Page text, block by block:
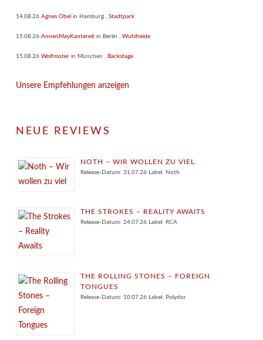
14.08.26 Agnes Obel in Hamburg Stadtpark
15.08.26 AnnenMayKantereit in Berlin Wuhlheide
15.08.26 Wolfmoter in München Backstage
Unsere Empfehlungen anzeigen
NEUE REVIEWS
NOTH – WIR WOLLEN ZU VIEL
Release-Datum: 31.07.26 Label: Noth
THE STROKES – REALITY AWAITS
Release-Datum: 24.07.26 Label: RCA
THE ROLLING STONES – FOREIGN
TONGUES
Release-Datum: 10.07.26 Label: Polydor